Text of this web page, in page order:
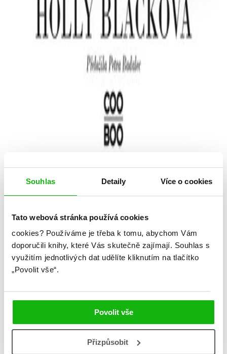
Souhlas Detaily Více o cookies
Tato webová stránka používá cookies
cookies? Používáme je třeba k tomu, abychom Vám
doporučili knihy, které Vás skutečně zajímají. Souhlas s
využitím jednotlivých dat udělíte kliknutím na tlačítko
„Povolit vše“.
Povolit vše
Přizpůsobit
Série: Ukradený dědic
Ukradený dědic
#hollyblack #království #magie
#odnenávistiklásce